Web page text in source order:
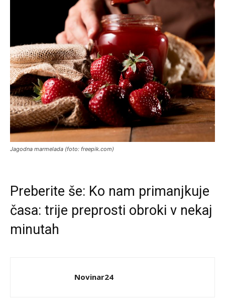
Jagodna marmelada (foto: freepik.com)
Preberite še: Ko nam primanjkuje
časa: trije preprosti obroki v nekaj
minutah
Novinar24